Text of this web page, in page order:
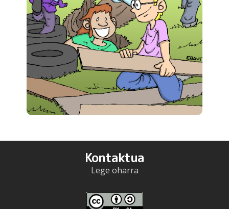
Kontaktua
Lege oharra